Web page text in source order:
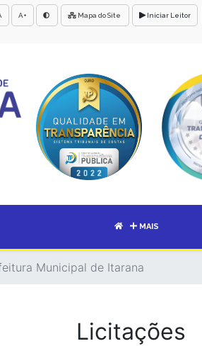
A+ Mapa do Site Iniciar Leitor
MAIS
Municipal de Itarana
Licitações